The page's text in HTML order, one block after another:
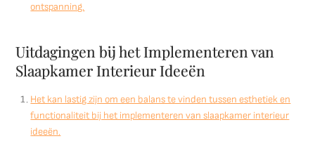
ontspanning.
Uitdagingen bij het Implementeren van
Slaapkamer Interieur Ideeën
Het kan lastig zijn om een balans te vinden tussen esthetiek en
functionaliteit bij het implementeren van slaapkamer interieur
ideeën.